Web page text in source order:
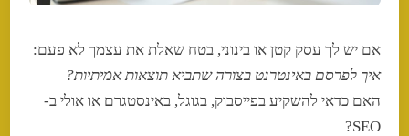
אם יש לך עסק קטן או בינוני, בטח שאלת את עצמך לא פעם:
איך לפרסם באינטרנט בצורה שתביא תוצאות אמיתיות?
האם כדאי להשקיע בפייסבוק, בגוגל, באינסטגרם או אולי ב-
SEO?